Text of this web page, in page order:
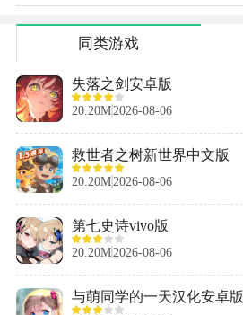
同类游戏
失落之剑安卓版
20.20M 2026-08-06
救世者之树新世界中文版
20.20M 2026-08-06
第七史诗vivo版
20.20M 2026-08-06
与萌同学的一天汉化安卓版